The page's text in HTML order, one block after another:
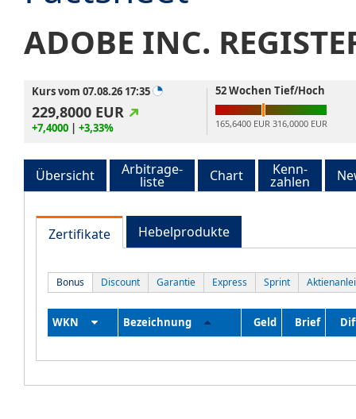
ADOBE INC.
Kurs vom 07.08.26 17:35
229,8000 EUR
+7,4000 | +3,33%
52 Wochen Tief/Hoch
165,6400 EUR 316,0000 EUR
Übersicht Arbitrage-
liste Chart Kenn-
zahlen
Zertifikate Hebelprodukte
Bonus Discount Garantie Express Sprint
WKN Bezeichnung Geld Brief